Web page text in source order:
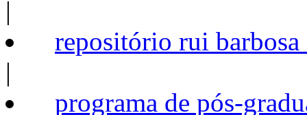
|
repositório rui
|
programa de pós-